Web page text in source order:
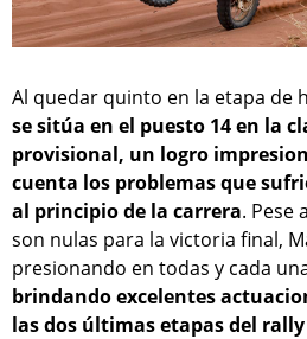
Al quedar quinto en la etapa de
se sitúa en el puesto 14 en la
provisional, un logro
cuenta los problemas que
al principio de la carrera. Pese
son nulas para la victoria final,
presionando en todas y cada
brindando excelentes
las dos últimas etapas del